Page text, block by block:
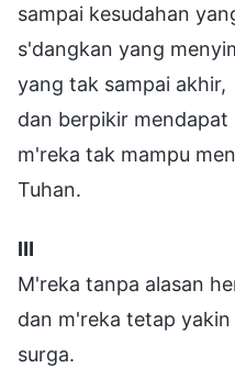
sampai kesudahan
s'dangkan yang
yang tak sampai akhir,
dan berpikir mendapat
m'reka tak mampu
Tuhan.
Ⅲ
M'reka tanpa alasan
dan m'reka tetap
surga.